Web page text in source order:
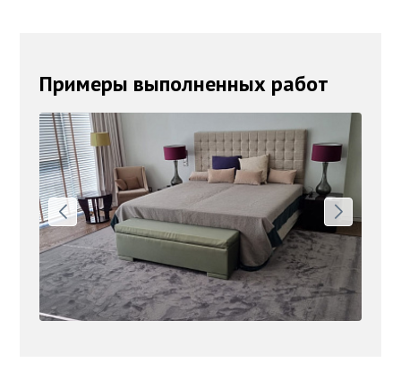
Примеры выполненных работ